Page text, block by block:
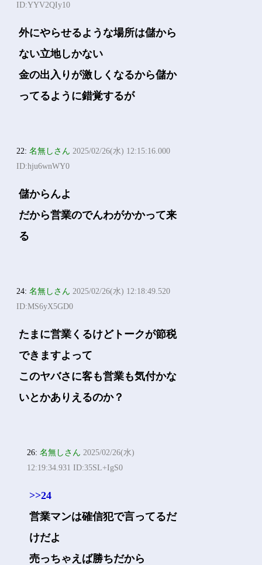
ID:YYV2QIy10
外にやらせるような場所は儲から
ない立地しかない
金の出入りが激しくなるから儲か
ってるように錯覚するが
22:名無しさん 2025/02/26(水) 12:15:16.000
ID:hju6wnWY0
儲からんよ
だから営業のでんわがかかって来
る
24:名無しさん 2025/02/26(水) 12:18:49.520
ID:MS6yX5GD0
たまに営業くるけどトークが節税
できますよって
このヤバさに客も営業も気付かな
いとかありえるのか？
26:名無しさん 2025/02/26(水)
12:19:34.931 ID:35SL+IgS0
>>24
営業マンは確信犯で言ってるだ
けだよ
売っちゃえば勝ちだから